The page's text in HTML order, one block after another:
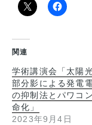
関連
学術講演会「太陽
部分影による発電
の抑制法とパワコ
命化」
2023年9月4日